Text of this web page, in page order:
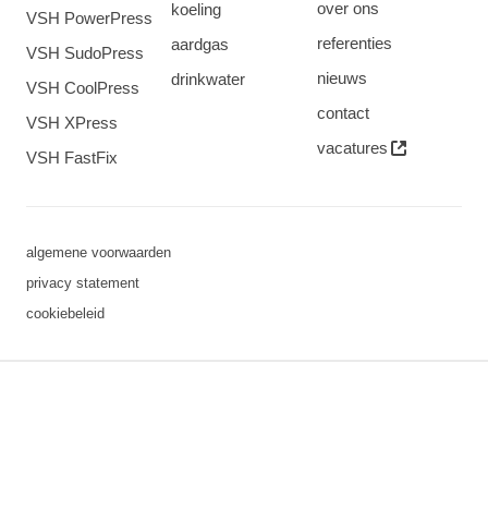
VSH PowerPress
VSH SudoPress
VSH CoolPress
VSH XPress
VSH FastFix
koeling
aardgas
drinkwater
over ons
referenties
nieuws
contact
vacatures
algemene voorwaarden
privacy statement
cookiebeleid